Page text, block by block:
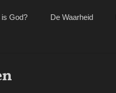
is God? De Waarheid